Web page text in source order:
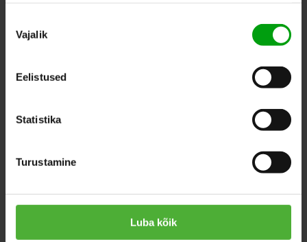
valik
Vajalik
Eelistused
Statistika
Turustamine
Luba kõik
ПОХОЖИЕ ПРОДУКТЫ